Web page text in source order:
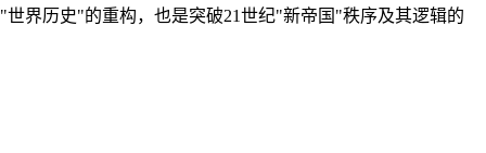
界历史"的重构，也是突破21世纪"新帝国"秩序及其逻辑的